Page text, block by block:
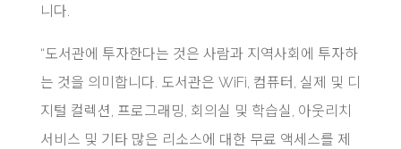
니다.
“도서관에 투자한다는 것은 사람과 지역사회에 투자하
는 것을 의미합니다. 도서관은 WiFi, 컴퓨터, 실제 및 디
지털 컬렉션, 프로그래밍, 회의실 및 학습실, 아웃리치
서비스 및 기타 많은 리소스에 대한 무료 액세스를 제